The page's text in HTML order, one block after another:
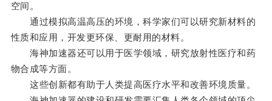
空间。
通过模拟高温高压的环境，科学家们可以研究新材料的
性质和应用，开发更环保、更耐用的材料。
海神加速器还可以用于医学领域，研究放射性医疗和药
物合成等方面。
这些创新都有助于人类提高医疗水平和改善环境质量。